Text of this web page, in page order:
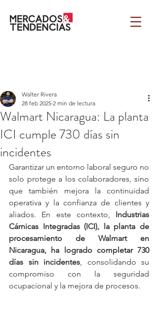
Walmart Nicaragua: La planta
ICI cumple 730 días sin
incidentes
Walter Rivera
28 feb 2025 2 min de lectura
Garantizar un entorno laboral seguro no
solo protege a los colaboradores, sino
que también mejora la continuidad
operativa y la confianza de clientes y
aliados. En este contexto, Industrias
Cárnicas Integradas (ICI), la planta de
procesamiento de Walmart en
Nicaragua, ha logrado completar 730
días sin incidentes, consolidando su
compromiso con la seguridad
ocupacional y la mejora de procesos.